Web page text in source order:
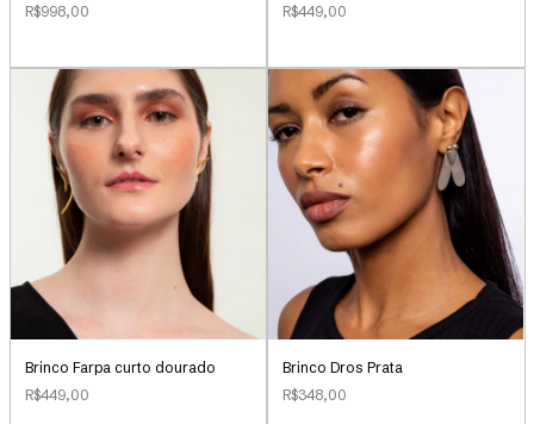
R$998,00
R$449,00
Brinco Farpa curto dourado
R$449,00
Brinco Dros Prata
R$348,00